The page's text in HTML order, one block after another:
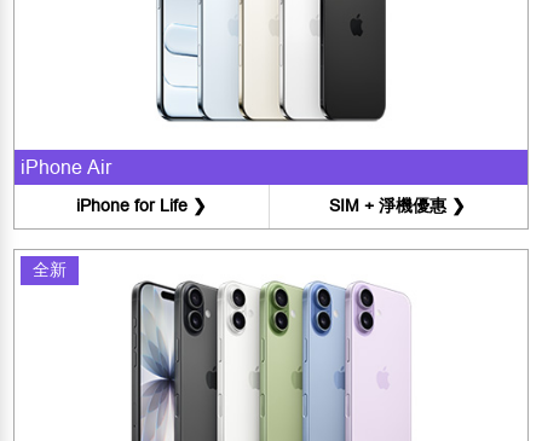
iPhone Air
iPhone for Life ❯ SIM + 淨機優惠 ❯
全新